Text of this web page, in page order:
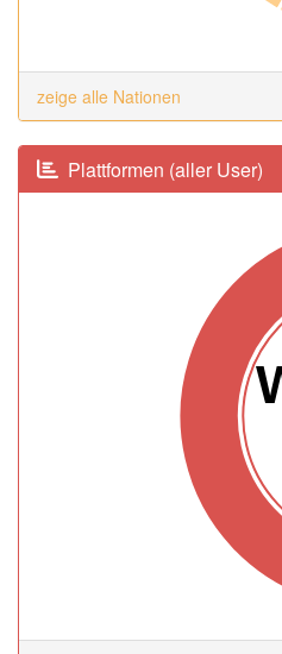
zeige alle Nationen
Plattformen (aller User)